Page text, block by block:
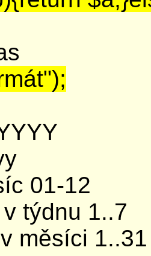
01-12
týdnu 1..7
měsíci 1..31